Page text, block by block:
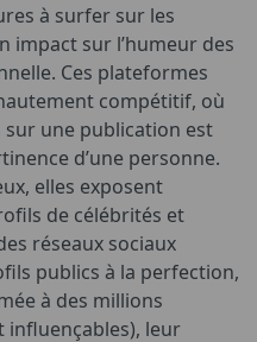
à surfer sur les
impact sur l’humeur des
Ces plateformes
compétitif, où
sur une publication est
d’une personne.
elles exposent
de célébrités et
réseaux sociaux
publics à la perfection,
à des millions
influençables), leur